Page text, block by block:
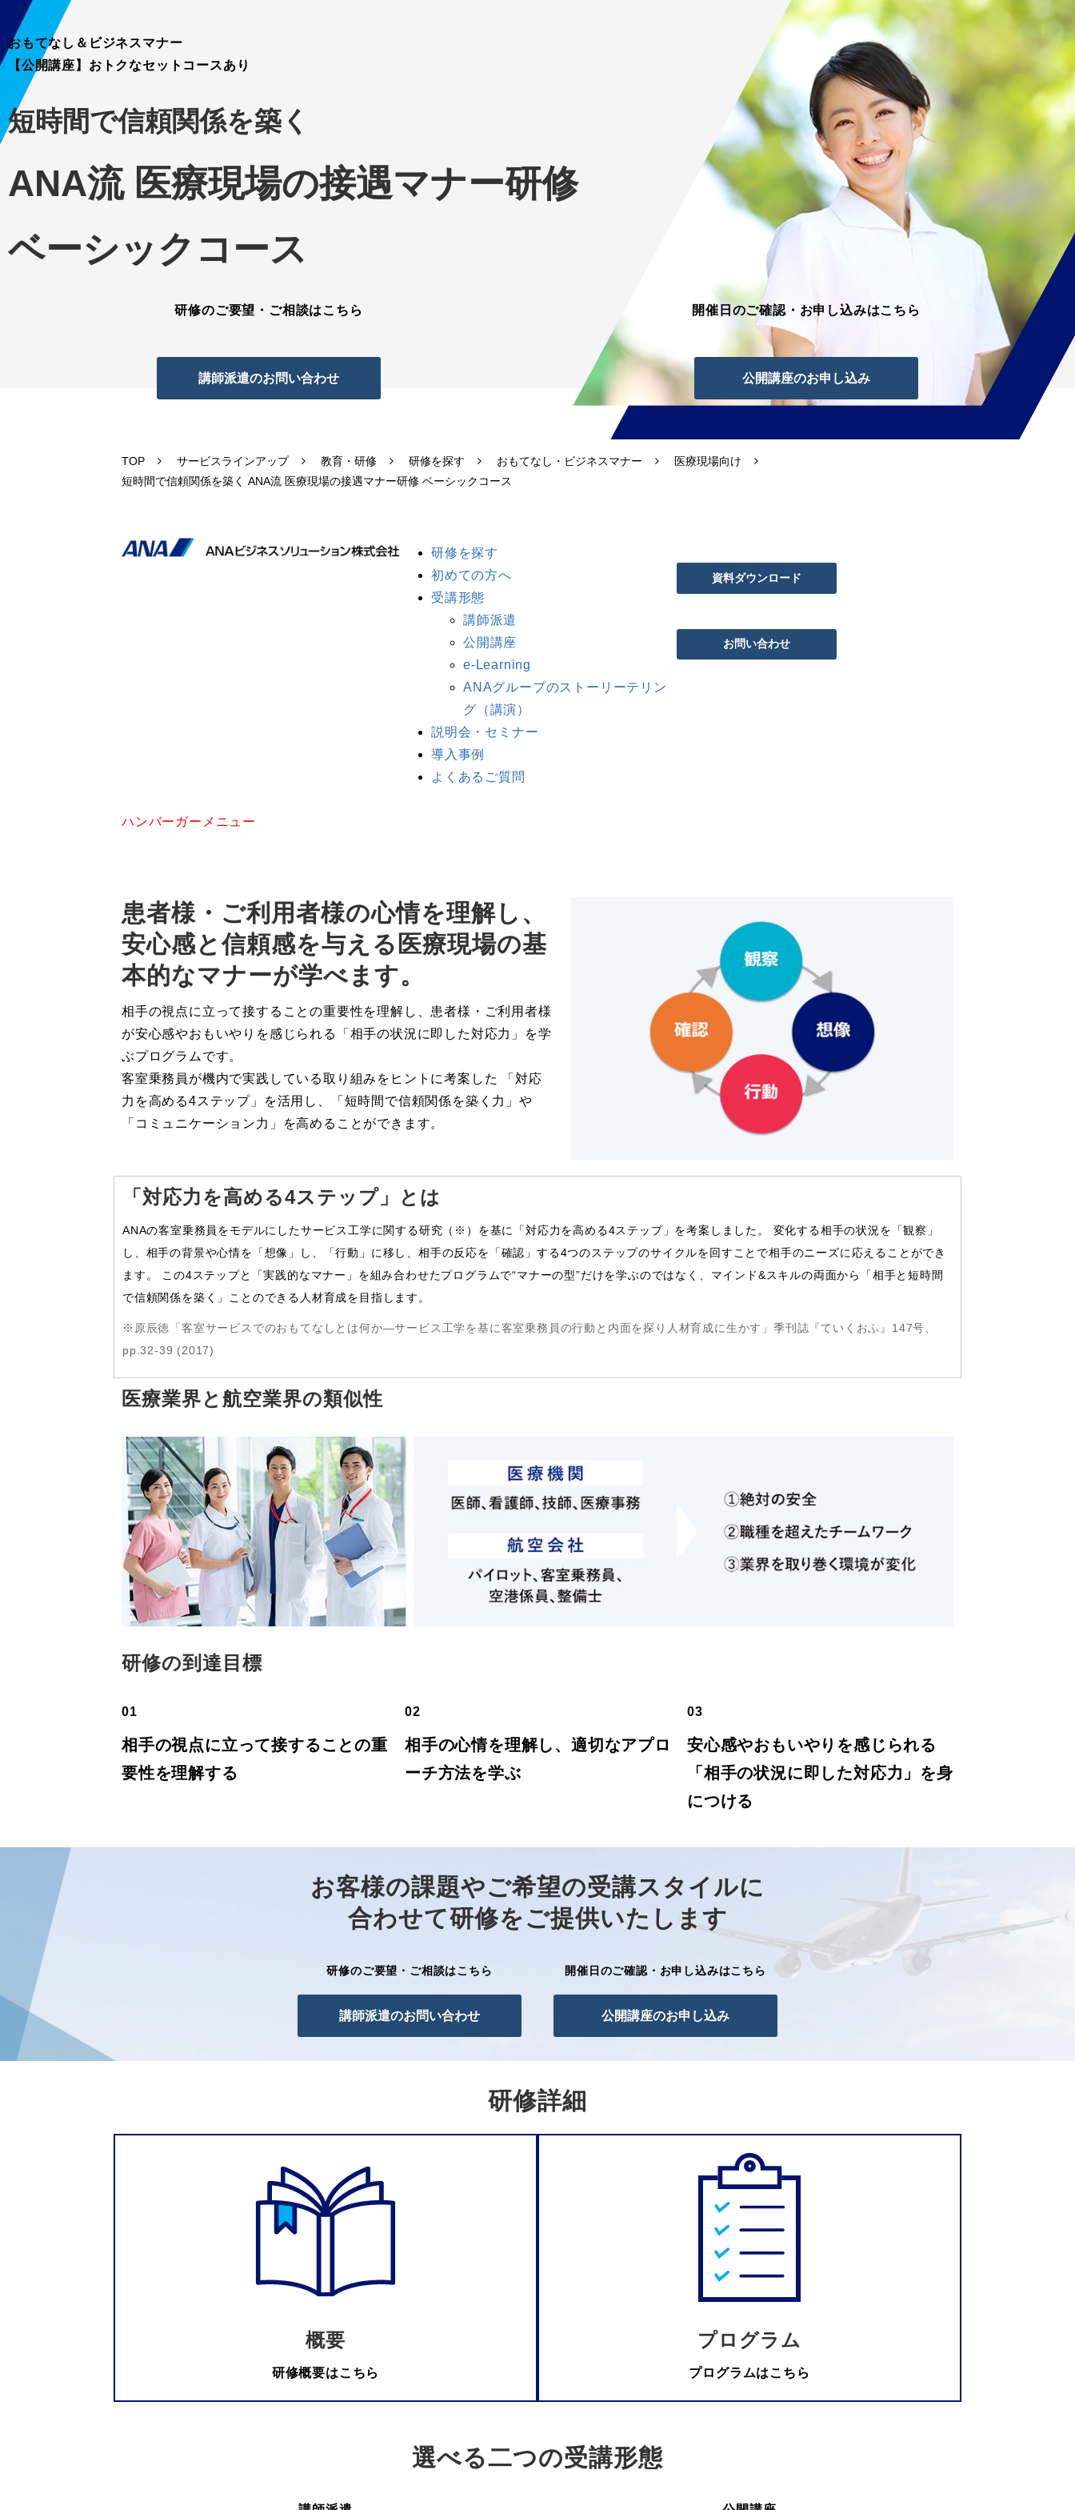
おもてなし＆ビジネスマナー
【公開講座】おトクなセットコースあり
短時間で信頼関係を築く
ANA流 医療現場の接遇マナー研修
ベーシックコース
研修のご要望・ご相談はこちら
講師派遣のお問い合わせ
開催日のご確認・お申し込みはこちら
公開講座のお申し込み
TOP サービスラインアップ 教育・研修 研修を探す おもてなし・ビジネスマナー
医療現場向け
短時間で信頼関係を築く ANA流 医療現場の接遇マナー研修 ベーシックコース
研修を探す
初めての方へ
受講形態
講師派遣
公開講座
e-Learning
ANAグループのストーリーテリン
グ（講演）
説明会・セミナー
導入事例
よくあるご質問
資料ダウンロード
お問い合わせ
ハンバーガーメニュー
患者様・ご利用者様の心情を理解し、
安心感と信頼感を与える医療現場の基
本的なマナーが学べます。
相手の視点に立って接することの重要性を理解し、患者様・ご利用者様
が安心感やおもいやりを感じられる「相手の状況に即した対応力」を学
ぶプログラムです。
客室乗務員が機内で実践している取り組みをヒントに考案した 「対応
力を高める4ステップ」を活用し、「短時間で信頼関係を築く力」や
「コミュニケーション力」を高めることができます。
「対応力を高める4ステップ」とは
ANAの客室乗務員をモデルにしたサービス工学に関する研究（※）を基に「対応力を高める4ステップ」を考案しました。 変化する相手の状況を「観察」
し、相手の背景や心情を「想像」し、「行動」に移し、相手の反応を「確認」する4つのステップのサイクルを回すことで相手のニーズに応えることができ
ます。 この4ステップと「実践的なマナー」を組み合わせたプログラムで“マナーの型”だけを学ぶのではなく、マインド&スキルの両面から「相手と短時間
で信頼関係を築く」ことのできる人材育成を目指します。
※原辰徳「客室サービスでのおもてなしとは何か―サービス工学を基に客室乗務員の行動と内面を探り人材育成に生かす」季刊誌『ていくおふ』147号、
pp.32-39 (2017)
医療業界と航空業界の類似性
研修の到達目標
01
相手の視点に立って接することの重
要性を理解する
02
相手の心情を理解し、適切なアプロ
ーチ方法を学ぶ
03
安心感やおもいやりを感じられる
「相手の状況に即した対応力」を身
につける
お客様の課題やご希望の受講スタイルに
合わせて研修をご提供いたします
研修のご要望・ご相談はこちら
講師派遣のお問い合わせ
開催日のご確認・お申し込みはこちら
公開講座のお申し込み
研修詳細
概要
研修概要はこちら
プログラム
プログラムはこちら
選べる二つの受講形態